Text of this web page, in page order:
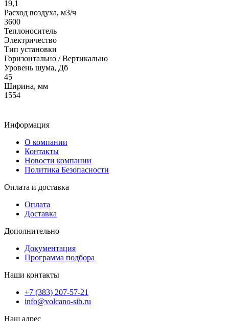
19,1
Расход воздуха, м3/ч
3600
Теплоноситель
Электричество
Тип установки
Горизонтально / Вертикально
Уровень шума, Дб
45
Ширина, мм
1554
Информация
О компании
Контакты
Новости компании
Политика Безопасности
Оплата и доставка
Оплата
Доставка
Дополнительно
Документация
Программа подбора
Наши контакты
+7 (383) 207-57-21
info@volcano-sib.ru
Наш адрес